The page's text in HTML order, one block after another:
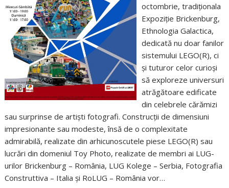
octombrie, tradiționala
Expoziție Brickenburg,
Ethnologia Galactica,
dedicată nu doar fanilor
sistemului LEGO(R), ci
și tuturor celor curioși
să exploreze universuri
atrăgătoare edificate
din celebrele cărămizi
sau surprinse de artiști fotografi. Construcții de dimensiuni
impresionante sau modeste, însă de o complexitate
admirabilă, realizate din arhicunoscutele piese LEGO(R) sau
lucrări din domeniul Toy Photo, realizate de membri ai LUG-
urilor Brickenburg – România, LUG Kolege – Serbia, Fotografia
Construttiva – Italia și RoLUG – România vor…